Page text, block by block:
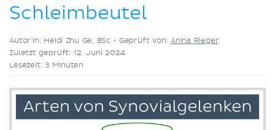
Schleimbeutel
Autor:in: Heidi Zhu Ge, BSc • Geprüft von: Anina Rieger
Zuletzt geprüft: 12. Juni 2024
Lesezeit: 3 Minuten